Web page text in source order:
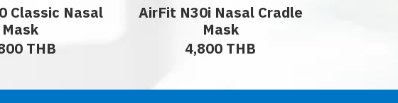
Classic Nasal
Mask
THB
AirFit N30i Nasal Cradle
Mask
4,800 THB